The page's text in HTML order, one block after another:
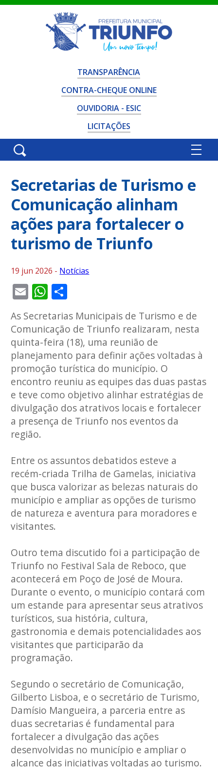
TRANSPARÊNCIA
CONTRA-CHEQUE ONLINE
OUVIDORIA - ESIC
LICITAÇÕES
Secretarias de Turismo e
Comunicação alinham
ações para fortalecer o
turismo de Triunfo
19 jun 2026 - Notícias
EmailWhatsApp
As Secretarias Municipais de Turismo e de
Comunicação de Triunfo realizaram, nesta
quinta-feira (18), uma reunião de
planejamento para definir ações voltadas à
promoção turística do município. O
encontro reuniu as equipes das duas pastas
e teve como objetivo alinhar estratégias de
divulgação dos atrativos locais e fortalecer
a presença de Triunfo nos eventos da
região.
Entre os assuntos debatidos esteve a
recém-criada Trilha de Gamelas, iniciativa
que busca valorizar as belezas naturais do
município e ampliar as opções de turismo
de natureza e aventura para moradores e
visitantes.
Outro tema discutido foi a participação de
Triunfo no Festival Sala de Reboco, que
acontecerá em Poço de José de Moura.
Durante o evento, o município contará com
um estande para apresentar seus atrativos
turísticos, sua história, cultura,
gastronomia e demais potencialidades aos
visitantes que participarão da
programação.
Segundo o secretário de Comunicação,
Gilberto Lisboa, e o secretário de Turismo,
Damísio Mangueira, a parceria entre as
duas secretarias é fundamental para
fortalecer a divulgação das ações
desenvolvidas no município e ampliar o
alcance das iniciativas voltadas ao turismo.